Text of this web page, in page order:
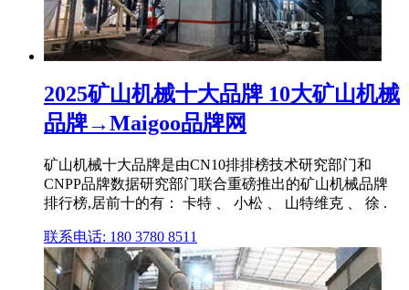
2025矿山机械十大品牌 10大矿山机械
品牌→Maigoo品牌网
矿山机械十大品牌是由CN10排排榜技术研究部门和
CNPP品牌数据研究部门联合重磅推出的矿山机械品牌
排行榜,居前十的有： 卡特 、 小松 、 山特维克 、 徐 .
联系电话: 180 3780 8511